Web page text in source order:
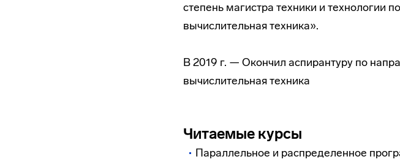
степень магистра техники и технологии
вычислительная техника».
В 2019 г. — Окончил аспирантуру по
вычислительная техника
Читаемые курсы
Параллельное и распределенное